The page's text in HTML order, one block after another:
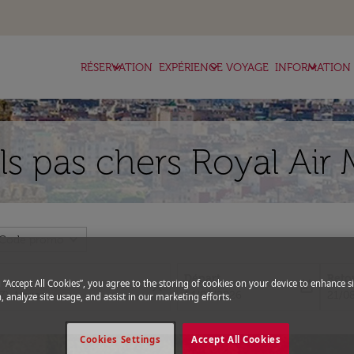
RÉSERVATION
keyboard_arrow_down EXPÉRIENCE VOYAGE
keyboard_arrow_down INFORMATION
keyboard_arrow_down
pas chers Royal Air
promoexpand_more
close
Départ
fc-booking-departure-date-aria-
14/08/2026
today
fc-
“Accept All Cookies”, you agree to the storing of cookies on your device to enhance
analyze site usage, and assist in our marketing efforts.
Accept All Cookies
Cookies Settings